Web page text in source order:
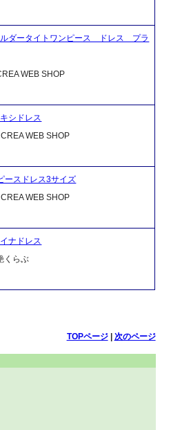
ダータイトワンピース ドレス プラ
WEB SHOP
シドレス
WEB SHOP
ースドレス3サイズ
WEB SHOP
ナドレス
くらぶ
TOPページ| 次のページ